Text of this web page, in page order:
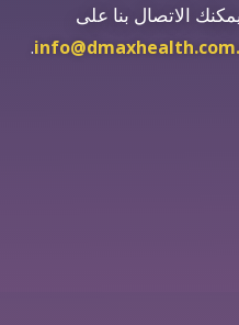
الاتصال بنا على
.